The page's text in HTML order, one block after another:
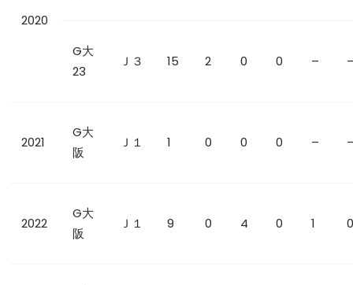
2020
G大
23
Ｊ３ 15 2 0 0 –
2021
G大
阪
Ｊ１ 1 0 0 0 –
2022
G大
阪
Ｊ１ 9 0 4 0 1 0